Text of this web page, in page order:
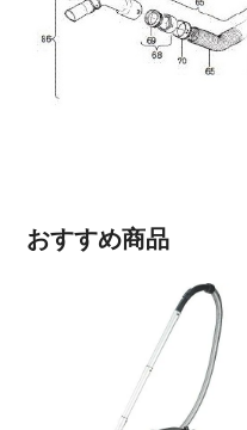
おすすめ商品